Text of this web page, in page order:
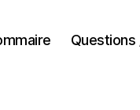
Questions